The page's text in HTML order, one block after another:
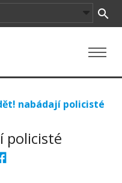
nabádají policisté
policisté